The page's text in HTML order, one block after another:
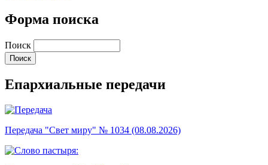
Форма поиска
Поиск
Епархиальные передачи
Передача "Свет миру" № 1034 (08.08.2026)